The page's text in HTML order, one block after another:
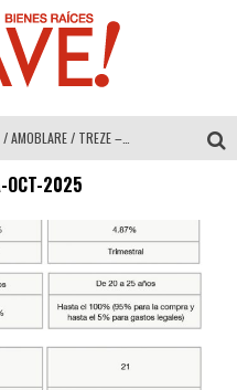
MULTIOFICINAS / AMOBLARE / TREZE – Especial Interiorismo & Decoración 2026
COLINEAL – Especial Interiorismo & Decoración 2026
ADRIANA HOYOS DESIGN STUDIO – Especial Interiorismo & Decoración 2026
OCT-2025